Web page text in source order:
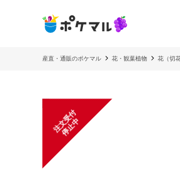
産直・通販のポケマル 花・観葉植物 花（切
注
文
受
付
停
止
中